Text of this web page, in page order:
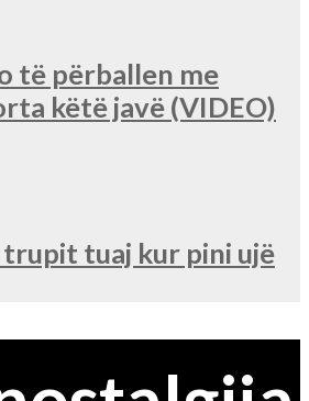
të përballen me
këtë javë (VIDEO)
tuaj kur pini ujë